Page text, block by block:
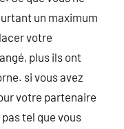
un maximum
votre
plus ils ont
si vous avez
votre partenaire
tel que vous